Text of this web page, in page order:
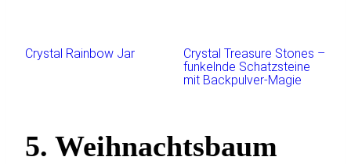
Crystal Rainbow Jar
Crystal Treasure Stones –
funkelnde Schatzsteine
mit Backpulver-Magie
5. Weihnachtsbaum